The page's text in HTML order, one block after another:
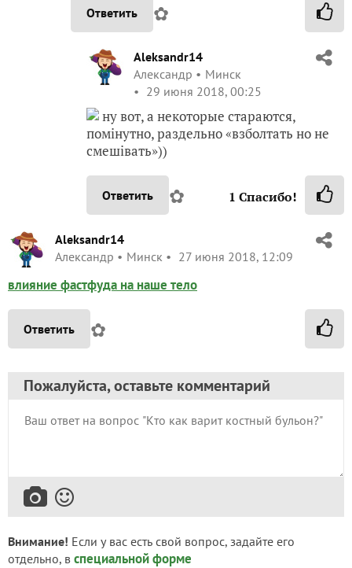
Ответить ✿
Aleksandr14
Александр
Минск
29 июня 2018, 00:25
ну вот, а некоторые стараются,
помінутно, раздельно «взболтать но не
смешівать»))
Ответить ✿ 1 Спасибо!
Aleksandr14
Александр
Минск 27 июня 2018, 12:09
влияние фастфуда на наше тело
Ответить ✿
Пожалуйста, оставьте комментарий
Внимание! Если у вас есть свой вопрос, задайте его
отдельно, в специальной форме